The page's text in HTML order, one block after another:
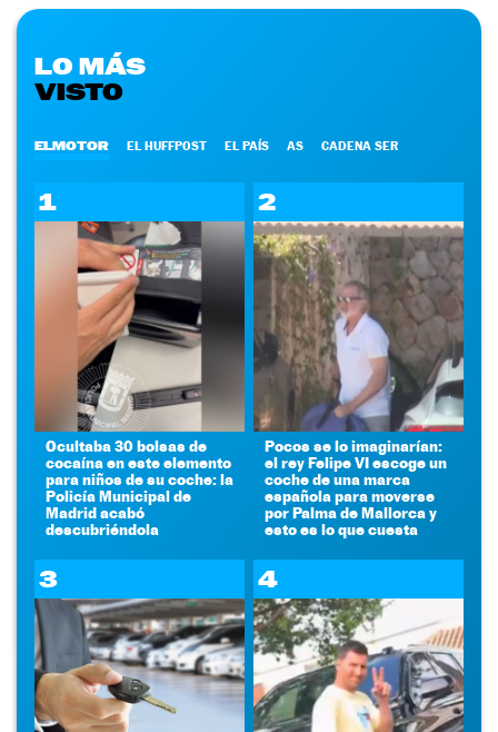
LO MÁS
VISTO
ELMOTOR EL HUFFPOST EL PAÍS AS CADENA SER
1
Ocultaba 30 bolsas de
cocaína en este elemento
para niños de su coche: la
Policía Municipal de
Madrid acabó
descubriéndola
2
Pocos se lo imaginarían:
el rey Felipe VI escoge un
coche de una marca
española para moverse
por Palma de Mallorca y
esto es lo que cuesta
3 4